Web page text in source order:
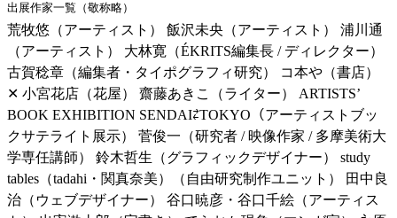
出展作家一覧（敬称略）
荒牧悠（アーティスト） 飯沢未央（アーティスト） 浦川通
（アーティスト） 大林寛（ÉKRITS編集長 / ディレクター）
古賀稔章（編集者・タイポグラフィ研究） コ本や（書店）
✕ 小宮花店（花屋） 齋藤あきこ（ライター） ARTISTS’
BOOK EXHIBITION SENDAI⇄TOKYO（アーティストブッ
クサテライト展示） 菅俊一（研究者 / 映像作家 / 多摩美術大
学専任講師） 鈴木哲生（グラフィックデザイナー） study
tables（tadahi・関真奈美）（自由研究制作ユニット） 田中良
治（ウェブデザイナー） 谷口暁彦・谷口千絵（アーティス